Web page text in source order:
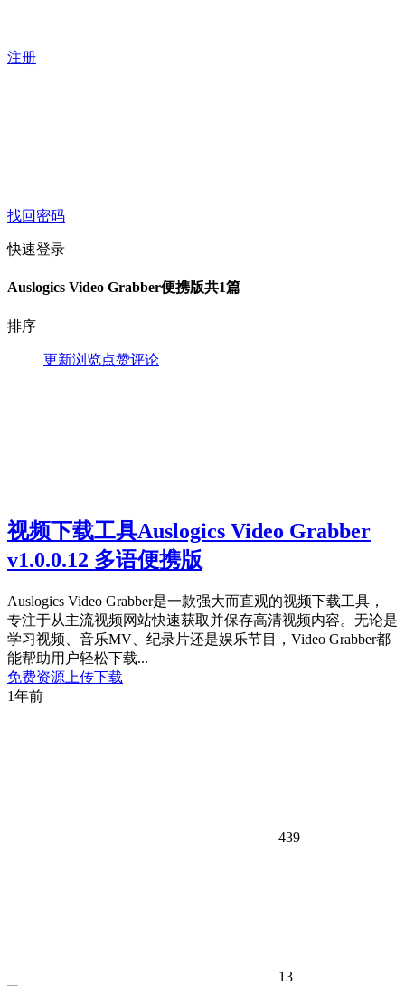
注册
找回密码
快速登录
Auslogics Video Grabber便携版共1篇
排序
更新浏览点赞评论
视频下载工具Auslogics Video Grabber
v1.0.0.12 多语便携版
Auslogics Video Grabber是一款强大而直观的视频下载工具，
专注于从主流视频网站快速获取并保存高清视频内容。无论是
学习视频、音乐MV、纪录片还是娱乐节目，Video Grabber都
能帮助用户轻松下载...
免费资源 上传下载
1年前
439
13